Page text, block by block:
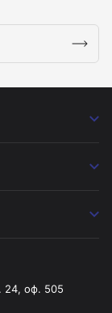
24, оф. 505